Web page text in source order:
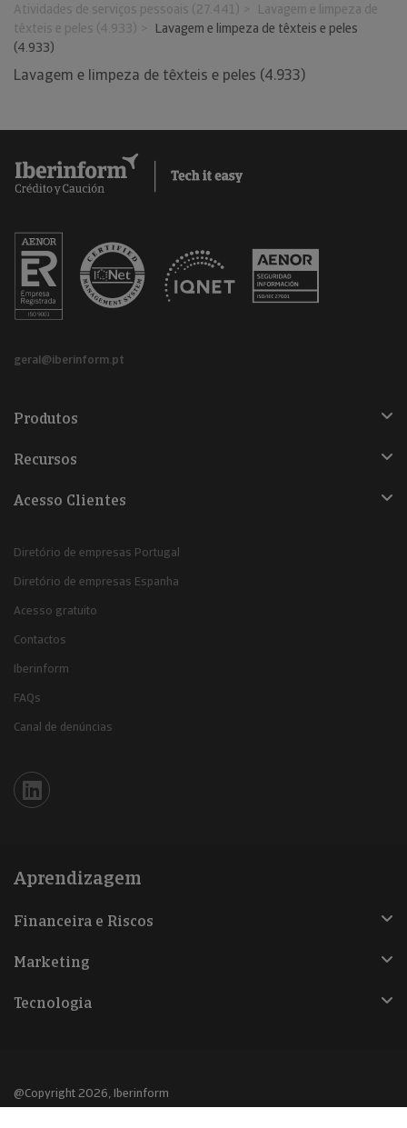
Atividades de serviços pessoais (27.441)
Lavagem e limpeza de
têxteis e peles (4.933)
Lavagem e limpeza de têxteis e peles
(4.933)
Lavagem e limpeza de têxteis e peles (4.933)
geral@iberinform.pt
Produtos
Recursos
Acesso Clientes
Diretório de empresas Portugal
Diretório de empresas Espanha
Acesso gratuito
Contactos
Iberinform
FAQs
Canal de denúncias
Iberinform en Linkedin
Aprendizagem
Financeira e Riscos
Marketing
Tecnologia
@Copyright 2026, Iberinform